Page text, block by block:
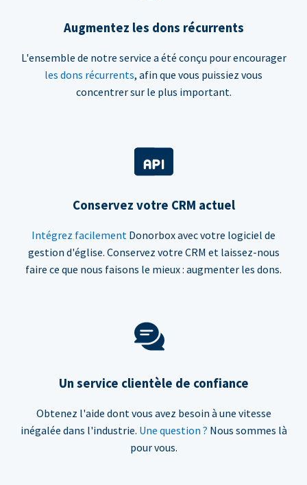
Augmentez les dons récurrents
L'ensemble de notre service a été conçu pour encourager
les dons récurrents, afin que vous puissiez vous
concentrer sur le plus important.
Conservez votre CRM actuel
Intégrez facilement Donorbox avec votre logiciel de
gestion d'église. Conservez votre CRM et laissez-nous
faire ce que nous faisons le mieux : augmenter les dons.
Un service clientèle de confiance
Obtenez l'aide dont vous avez besoin à une vitesse
inégalée dans l'industrie. Une question ? Nous sommes là
pour vous.